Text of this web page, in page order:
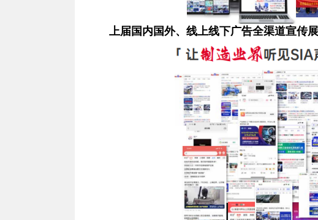
上届国内国外、线上线下广告全渠道宣传